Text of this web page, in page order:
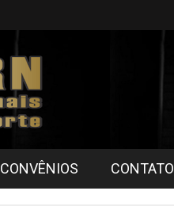
CONVÊNIOS CONTATO